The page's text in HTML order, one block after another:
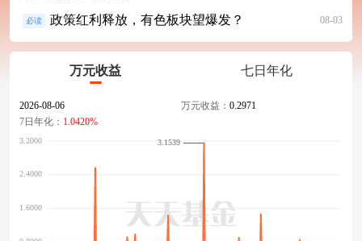
必读 政策红利释放，有色板块望爆发？ 08-03
万元收益 七日年化
2026-08-06 万元收益： 0.2971
7日年化： 1.0420%
3.1539